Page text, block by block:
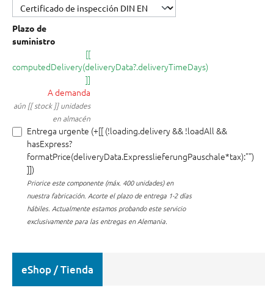
Plazo de
suministro
[[
computedDelivery(deliveryData?.deliveryTimeDays)
]]
A demanda
aún [[ stock ]] unidades
en almacén
Entrega urgente (+[[ (!loading.delivery && !loadAll &&
hasExpress?
formatPrice(deliveryData.ExpresslieferungPauschale*tax):"")
]])
Priorice este componente (máx. 400 unidades) en
nuestra fabricación. Acorte el plazo de entrega 1-2 días
hábiles. Actualmente estamos probando este servicio
exclusivamente para las entregas en Alemania.
eShop / Tienda